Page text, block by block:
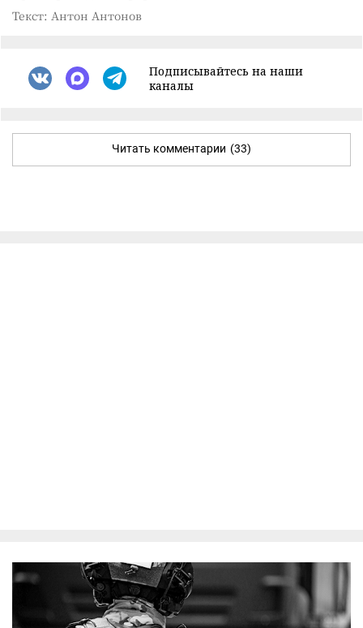
Текст: Антон Антонов
Подписывайтесь на наши
каналы
Читать комментарии (33)